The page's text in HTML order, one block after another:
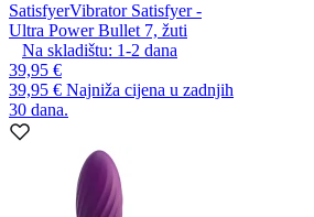
SatisfyerVibrator Satisfyer -
Ultra Power Bullet 7, žuti
Na skladištu: 1-2 dana
39,95 €
39,95 € Najniža cijena u zadnjih
30 dana.